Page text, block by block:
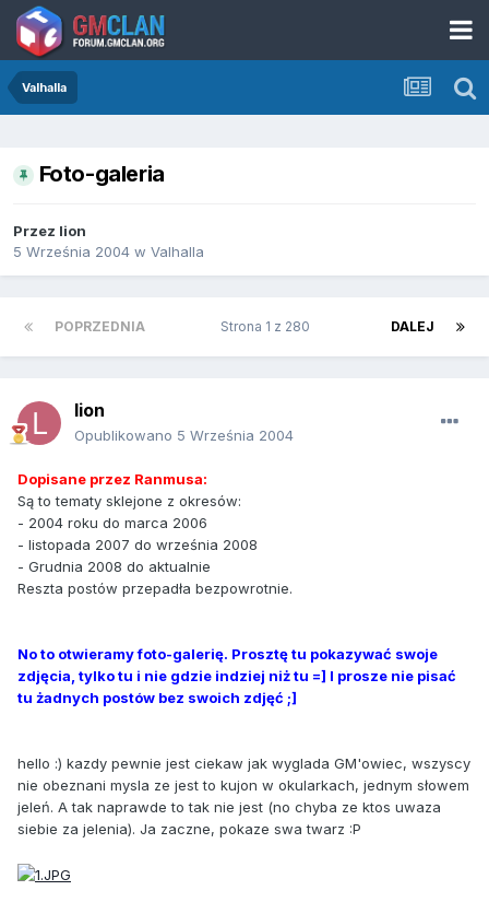
Valhalla
Foto-galeria
Przez lion
5 Września 2004 w Valhalla
POPRZEDNIA DALEJ
Strona 1 z 280
lion
Opublikowano 5 Września 2004
Dopisane przez Ranmusa:
Są to tematy sklejone z okresów:
- 2004 roku do marca 2006
- listopada 2007 do września 2008
- Grudnia 2008 do aktualnie
Reszta postów przepadła bezpowrotnie.
No to otwieramy foto-galerię. Prosztę tu pokazywać swoje
zdjęcia, tylko tu i nie gdzie indziej niż tu =] I prosze nie pisać
tu żadnych postów bez swoich zdjęć ;]
hello :) kazdy pewnie jest ciekaw jak wyglada GM'owiec, wszyscy
nie obeznani mysla ze jest to kujon w okularkach, jednym słowem
jeleń. A tak naprawde to tak nie jest (no chyba ze ktos uwaza
siebie za jelenia). Ja zaczne, pokaze swa twarz :P